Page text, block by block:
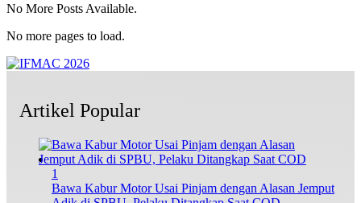
No More Posts Available.
No more pages to load.
Artikel Popular
1
Bawa Kabur Motor Usai Pinjam dengan Alasan Jemput